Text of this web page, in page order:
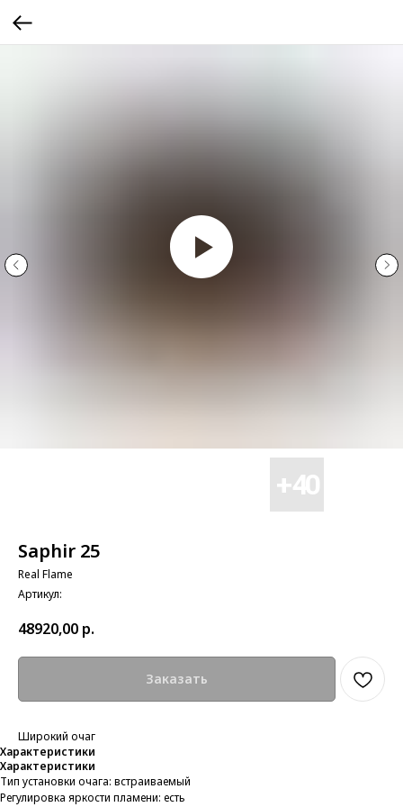
Saphir 25
Real Flame
Артикул:
48920,00 р.
Заказать
Широкий очаг
Характеристики
Характеристики
Тип установки очага: встраиваемый
Регулировка яркости пламени: есть